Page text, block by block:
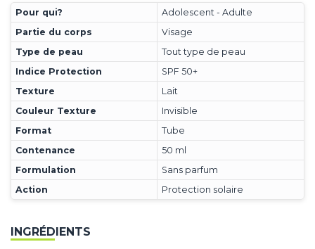
Pour qui?
Adolescent - Adulte
Partie du corps
Visage
Type de peau
Tout type de peau
Indice Protection
SPF 50+
Texture
Lait
Couleur Texture
Invisible
Format
Tube
Contenance
50 ml
Formulation
Sans parfum
Action
Protection solaire
INGRÉDIENTS